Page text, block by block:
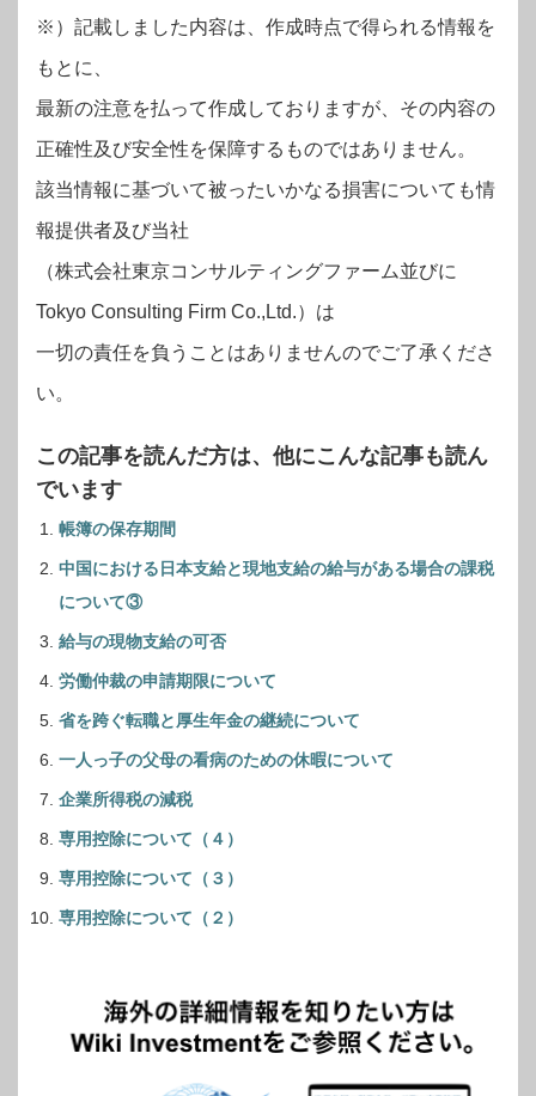
※）記載しました内容は、作成時点で得られる情報を
もとに、
最新の注意を払って作成しておりますが、その内容の
正確性及び安全性を保障するものではありません。
該当情報に基づいて被ったいかなる損害についても情
報提供者及び当社
（株式会社東京コンサルティングファーム並びに
Tokyo Consulting Firm Co.,Ltd.）は
一切の責任を負うことはありませんのでご了承くださ
い。
この記事を読んだ方は、他にこんな記事も読ん
でいます
帳簿の保存期間
中国における日本支給と現地支給の給与がある場合の課税
について③
給与の現物支給の可否
労働仲裁の申請期限について
省を跨ぐ転職と厚生年金の継続について
一人っ子の父母の看病のための休暇について
企業所得税の減税
専用控除について（４）
専用控除について（３）
専用控除について（２）